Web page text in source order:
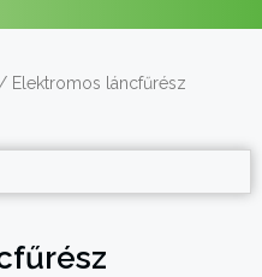
/ Elektromos láncfűrész